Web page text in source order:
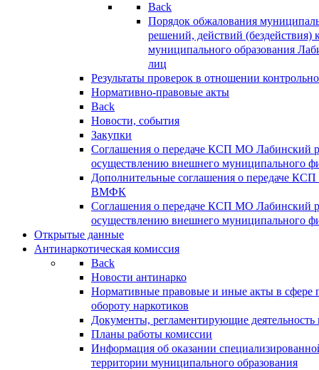
Back
Порядок обжалования
решений, действий (бездействия)
муниципального образования
лиц
Результаты проверок в отношении
Нормативно-правовые акты
Back
Новости, события
Закупки
Соглашения о передаче КСП МО Лабинский
осуществлению внешнего муниципального
Дополнительные соглашения о передаче
ВМФК
Соглашения о передаче КСП МО Лабинский
осуществлению внешнего муниципального
Открытые данные
Антинаркотическая комиссия
Back
Новости антинарко
Нормативные правовые и иные акты в сфере
обороту наркотиков
Документы, регламентирующие деятельность
Планы работы комиссии
Информация об оказании
территории муниципального образования